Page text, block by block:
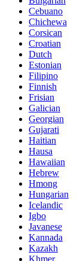
Cebuano
Chichewa
Corsican
Croatian
Dutch
Estonian
Filipino
Finnish
Frisian
Galician
Georgian
Gujarati
Haitian
Hausa
Hawaiian
Hebrew
Hmong
Hungarian
Icelandic
Igbo
Javanese
Kannada
Kazakh
Khmer